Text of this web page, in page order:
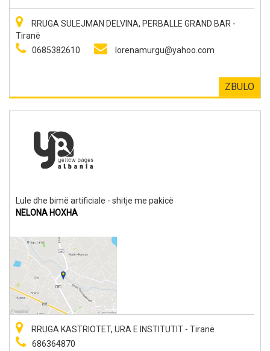
RRUGA SULEJMAN DELVINA, PERBALLE GRAND BAR -
Tiranë
0685382610
lorenamurgu@yahoo.com
ZBULO
Lule dhe bimë artificiale - shitje me pakicë
NELONA HOXHA
RRUGA KASTRIOTET, URA E INSTITUTIT - Tiranë
686364870